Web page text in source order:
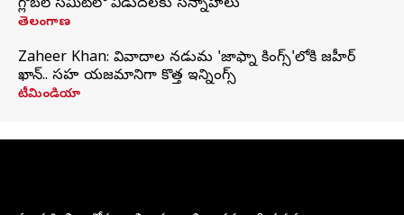
గ్లోబల్‌ సమిట్‌లో విడుదలకు సన్నాహాలు
తెలంగాణ
Zaheer Khan: వివాదాల నడుమ 'జాఫ్నా కింగ్స్'లోకి జహీర్
ఖాన్.. సహ యజమానిగా కొత్త ఇన్నింగ్స్
టీమిండియా